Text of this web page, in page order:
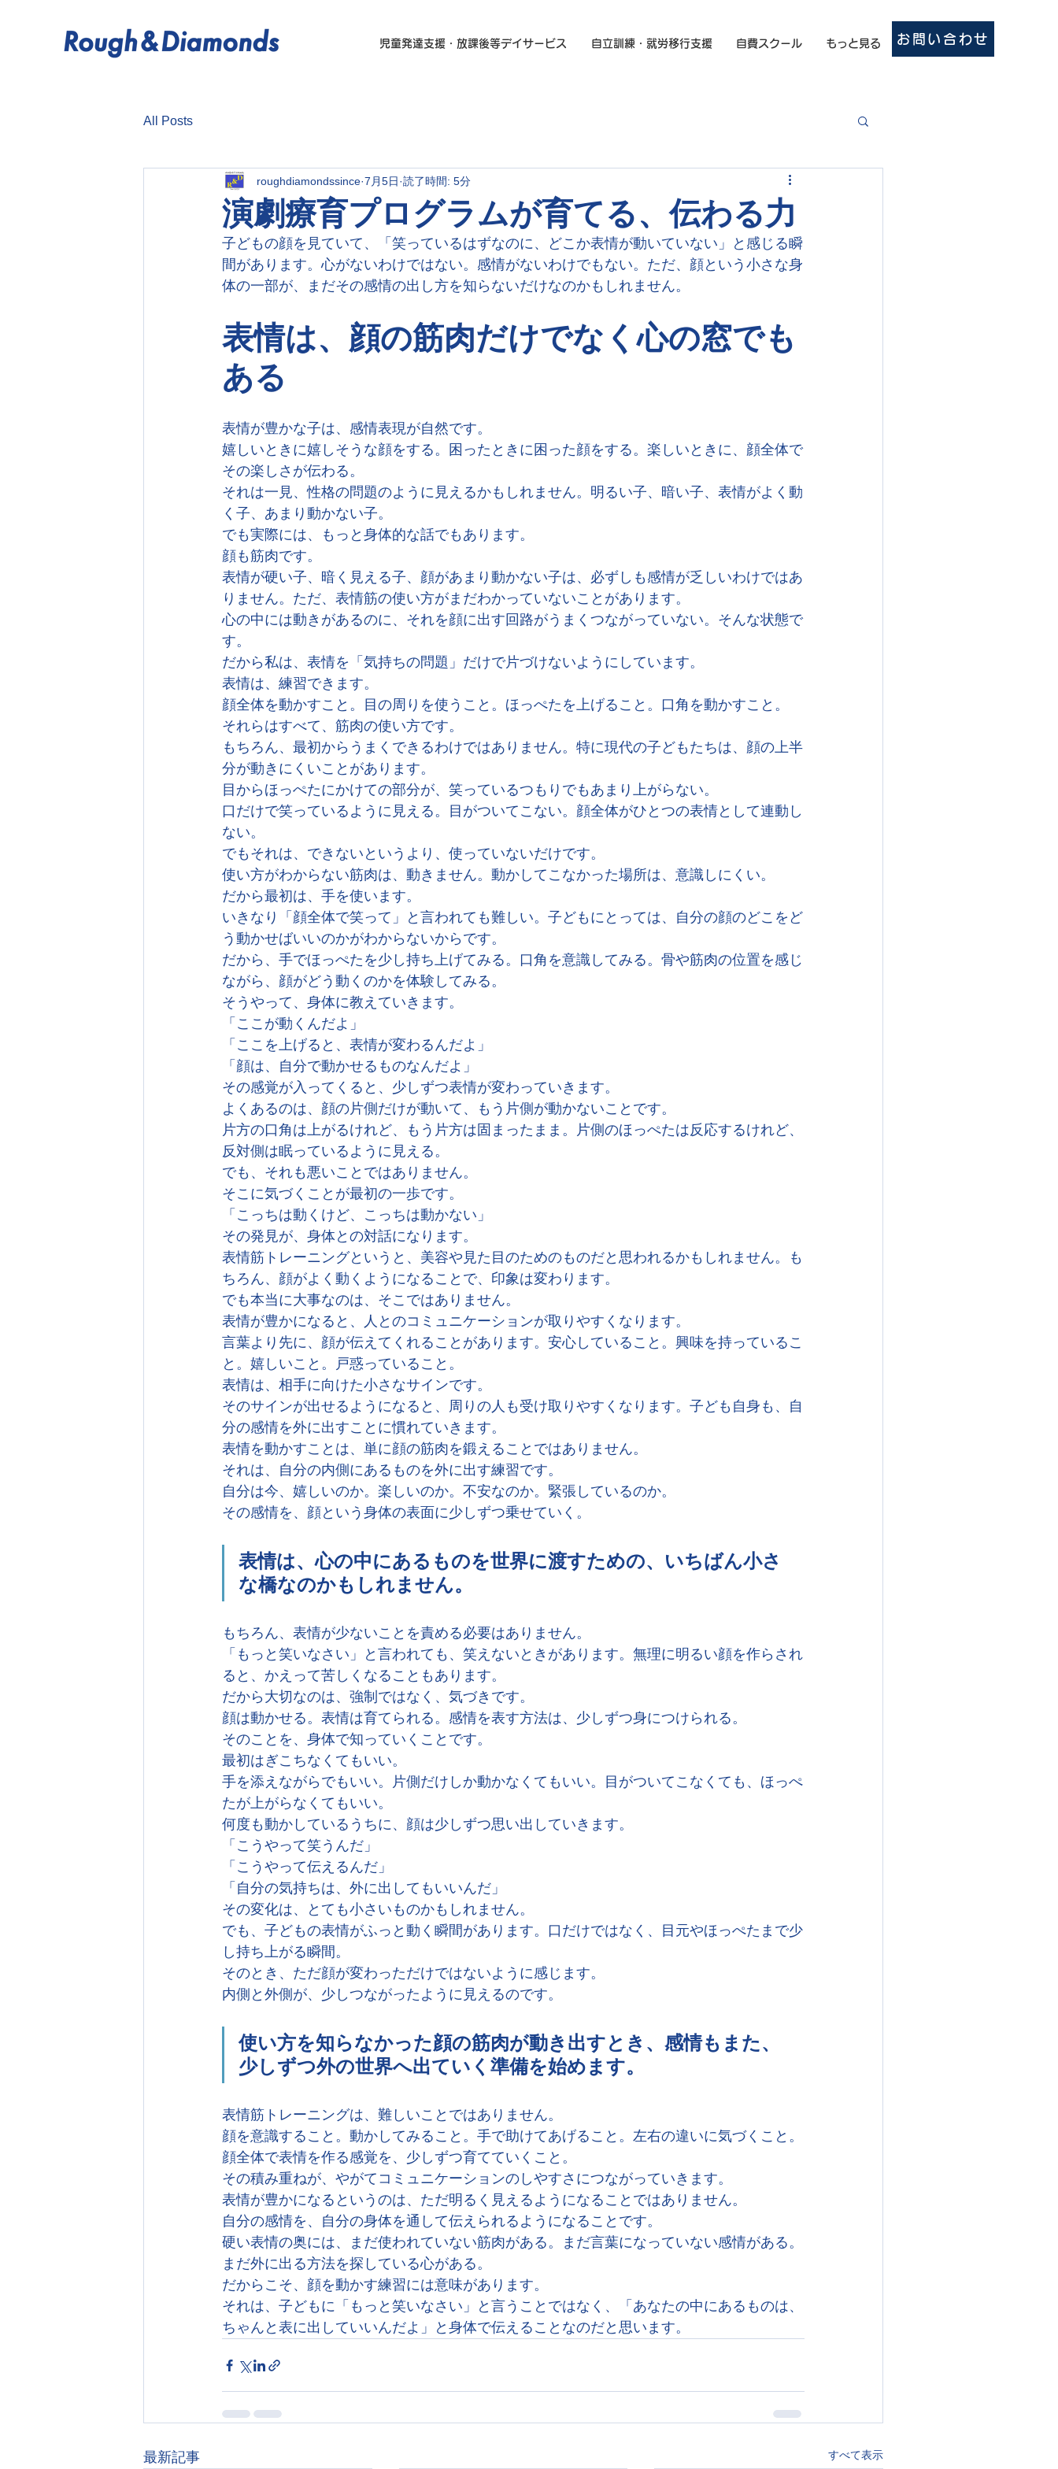
児童発達支援・放課後等デイサービス 自立訓練・就労移行支援 自費スクール もっと見る お問い合わせ
All Posts
演劇療育プログラムが育てる、伝わる力
roughdiamondssince 7月5日 読了時間: 5分
子どもの顔を見ていて、「笑っているはずなのに、どこか表情が動いていない」と感じる瞬
間があります。心がないわけではない。感情がないわけでもない。ただ、顔という小さな身
体の一部が、まだその感情の出し方を知らないだけなのかもしれません。
表情は、顔の筋肉だけでなく心の窓でも
ある
表情が豊かな子は、感情表現が自然です。
嬉しいときに嬉しそうな顔をする。困ったときに困った顔をする。楽しいときに、顔全体で
その楽しさが伝わる。
それは一見、性格の問題のように見えるかもしれません。明るい子、暗い子、表情がよく動
く子、あまり動かない子。
でも実際には、もっと身体的な話でもあります。
顔も筋肉です。
表情が硬い子、暗く見える子、顔があまり動かない子は、必ずしも感情が乏しいわけではあ
りません。ただ、表情筋の使い方がまだわかっていないことがあります。
心の中には動きがあるのに、それを顔に出す回路がうまくつながっていない。そんな状態で
す。
だから私は、表情を「気持ちの問題」だけで片づけないようにしています。
表情は、練習できます。
顔全体を動かすこと。目の周りを使うこと。ほっぺたを上げること。口角を動かすこと。
それらはすべて、筋肉の使い方です。
もちろん、最初からうまくできるわけではありません。特に現代の子どもたちは、顔の上半
分が動きにくいことがあります。
目からほっぺたにかけての部分が、笑っているつもりでもあまり上がらない。
口だけで笑っているように見える。目がついてこない。顔全体がひとつの表情として連動し
ない。
でもそれは、できないというより、使っていないだけです。
使い方がわからない筋肉は、動きません。動かしてこなかった場所は、意識しにくい。
だから最初は、手を使います。
いきなり「顔全体で笑って」と言われても難しい。子どもにとっては、自分の顔のどこをど
う動かせばいいのかがわからないからです。
だから、手でほっぺたを少し持ち上げてみる。口角を意識してみる。骨や筋肉の位置を感じ
ながら、顔がどう動くのかを体験してみる。
そうやって、身体に教えていきます。
「ここが動くんだよ」
「ここを上げると、表情が変わるんだよ」
「顔は、自分で動かせるものなんだよ」
その感覚が入ってくると、少しずつ表情が変わっていきます。
よくあるのは、顔の片側だけが動いて、もう片側が動かないことです。
片方の口角は上がるけれど、もう片方は固まったまま。片側のほっぺたは反応するけれど、
反対側は眠っているように見える。
でも、それも悪いことではありません。
そこに気づくことが最初の一歩です。
「こっちは動くけど、こっちは動かない」
その発見が、身体との対話になります。
表情筋トレーニングというと、美容や見た目のためのものだと思われるかもしれません。も
ちろん、顔がよく動くようになることで、印象は変わります。
でも本当に大事なのは、そこではありません。
表情が豊かになると、人とのコミュニケーションが取りやすくなります。
言葉より先に、顔が伝えてくれることがあります。安心していること。興味を持っているこ
と。嬉しいこと。戸惑っていること。
表情は、相手に向けた小さなサインです。
そのサインが出せるようになると、周りの人も受け取りやすくなります。子ども自身も、自
分の感情を外に出すことに慣れていきます。
表情を動かすことは、単に顔の筋肉を鍛えることではありません。
それは、自分の内側にあるものを外に出す練習です。
自分は今、嬉しいのか。楽しいのか。不安なのか。緊張しているのか。
その感情を、顔という身体の表面に少しずつ乗せていく。
表情は、心の中にあるものを世界に渡すための、いちばん小さ
な橋なのかもしれません。
もちろん、表情が少ないことを責める必要はありません。
「もっと笑いなさい」と言われても、笑えないときがあります。無理に明るい顔を作らされ
ると、かえって苦しくなることもあります。
だから大切なのは、強制ではなく、気づきです。
顔は動かせる。表情は育てられる。感情を表す方法は、少しずつ身につけられる。
そのことを、身体で知っていくことです。
最初はぎこちなくてもいい。
手を添えながらでもいい。片側だけしか動かなくてもいい。目がついてこなくても、ほっぺ
たが上がらなくてもいい。
何度も動かしているうちに、顔は少しずつ思い出していきます。
「こうやって笑うんだ」
「こうやって伝えるんだ」
「自分の気持ちは、外に出してもいいんだ」
その変化は、とても小さいものかもしれません。
でも、子どもの表情がふっと動く瞬間があります。口だけではなく、目元やほっぺたまで少
し持ち上がる瞬間。
そのとき、ただ顔が変わっただけではないように感じます。
内側と外側が、少しつながったように見えるのです。
使い方を知らなかった顔の筋肉が動き出すとき、感情もまた、
少しずつ外の世界へ出ていく準備を始めます。
表情筋トレーニングは、難しいことではありません。
顔を意識すること。動かしてみること。手で助けてあげること。左右の違いに気づくこと。
顔全体で表情を作る感覚を、少しずつ育てていくこと。
その積み重ねが、やがてコミュニケーションのしやすさにつながっていきます。
表情が豊かになるというのは、ただ明るく見えるようになることではありません。
自分の感情を、自分の身体を通して伝えられるようになることです。
硬い表情の奥には、まだ使われていない筋肉がある。まだ言葉になっていない感情がある。
まだ外に出る方法を探している心がある。
だからこそ、顔を動かす練習には意味があります。
それは、子どもに「もっと笑いなさい」と言うことではなく、「あなたの中にあるものは、
ちゃんと表に出していいんだよ」と身体で伝えることなのだと思います。
最新記事 すべて表示